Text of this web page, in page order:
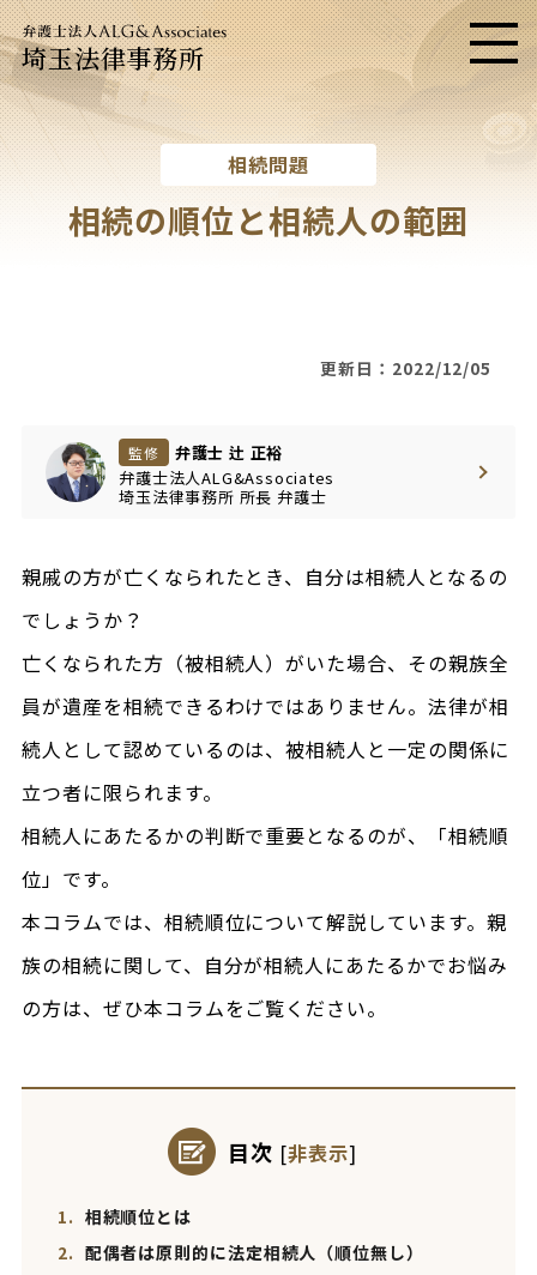
埼玉法律事務所 メニ
相続問題
相続の順位と相続人の範囲
更新日：2022/12/05
監修
弁護士 辻 正裕
弁護士法人ALG&Associates
埼玉法律事務所 所長 弁護士
親戚の方が亡くなられたとき、自分は相続人となるの
でしょうか？
亡くなられた方（被相続人）がいた場合、その親族全
員が遺産を相続できるわけではありません。法律が相
続人として認めているのは、被相続人と一定の関係に
立つ者に限られます。
相続人にあたるかの判断で重要となるのが、「相続順
位」です。
本コラムでは、相続順位について解説しています。親
族の相続に関して、自分が相続人にあたるかでお悩み
の方は、ぜひ本コラムをご覧ください。
目次 [非表示]
1. 相続順位とは
2. 配偶者は原則的に法定相続人（順位無し）